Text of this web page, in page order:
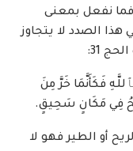
فما نفعل بمعنى
الصدد لا يتجاوز
31:
فَكَأَنَّمَا خَرَّ مِنَ
فِي مَكَانٍ سَحِيقٍ.
أو الطير فهو لا